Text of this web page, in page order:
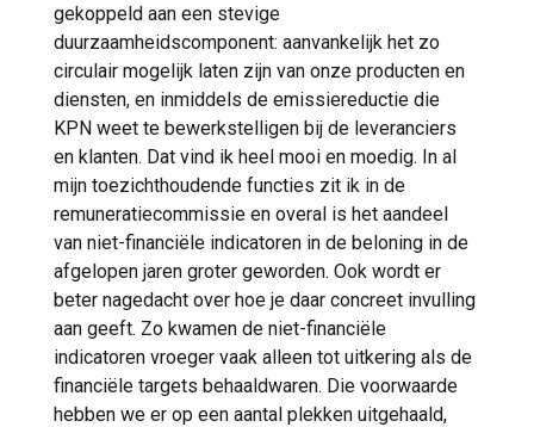
gekoppeld aan een stevige
duurzaamheidscomponent: aanvankelijk het zo
circulair mogelijk laten zijn van onze producten en
diensten, en inmiddels de emissiereductie die
KPN weet te bewerkstelligen bij de leveranciers
en klanten. Dat vind ik heel mooi en moedig. In al
mijn toezichthoudende functies zit ik in de
remuneratiecommissie en overal is het aandeel
van niet-financiële indicatoren in de beloning in de
afgelopen jaren groter geworden. Ook wordt er
beter nagedacht over hoe je daar concreet invulling
aan geeft. Zo kwamen de niet-financiële
indicatoren vroeger vaak alleen tot uitkering als de
financiële targets behaaldwaren. Die voorwaarde
hebben we er op een aantal plekken uitgehaald,